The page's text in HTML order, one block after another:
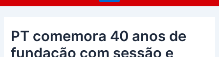
PT comemora 40 anos de
fundação com sessão e